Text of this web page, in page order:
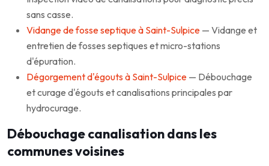
sans casse.
Vidange de fosse septique à Saint-Sulpice — Vidange et
entretien de fosses septiques et micro-stations
d'épuration.
Dégorgement d'égouts à Saint-Sulpice — Débouchage
et curage d'égouts et canalisations principales par
hydrocurage.
Débouchage canalisation dans les
communes voisines